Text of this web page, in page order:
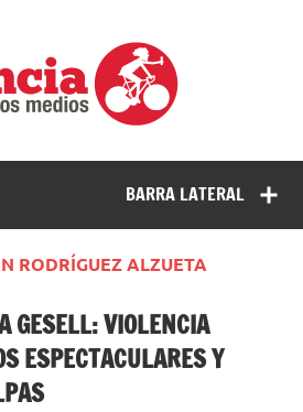
otros
BARRA LATERAL
RODRÍGUEZ ALZUETA
GESELL: VIOLENCIA
ESPECTACULARES Y